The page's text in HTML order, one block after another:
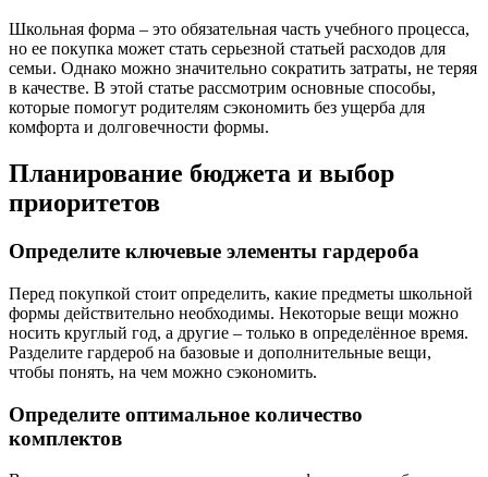
Школьная форма – это обязательная часть учебного процесса,
но ее покупка может стать серьезной статьей расходов для
семьи. Однако можно значительно сократить затраты, не теряя
в качестве. В этой статье рассмотрим основные способы,
которые помогут родителям сэкономить без ущерба для
комфорта и долговечности формы.
Планирование бюджета и выбор
приоритетов
Определите ключевые элементы гардероба
Перед покупкой стоит определить, какие предметы школьной
формы действительно необходимы. Некоторые вещи можно
носить круглый год, а другие – только в определённое время.
Разделите гардероб на базовые и дополнительные вещи,
чтобы понять, на чем можно сэкономить.
Определите оптимальное количество
комплектов